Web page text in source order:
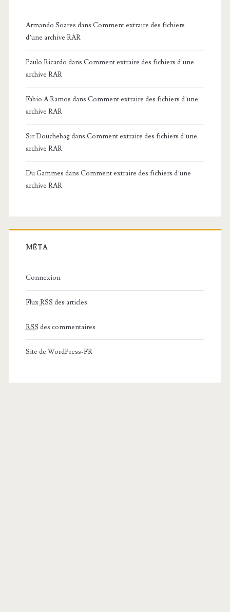
Armando Soares dans Comment extraire des fichiers
d’une archive RAR
Paulo Ricardo dans Comment extraire des fichiers d’une
archive RAR
Fabio A Ramos dans Comment extraire des fichiers d’une
archive RAR
Sir Douchebagdans Comment extraire des fichiers d’une
archive RAR
Du Gammes dans Comment extraire des fichiers d’une
archive RAR
MÉTA
Connexion
FluxRSS des articles
RSS des commentaires
Site de WordPress-FR